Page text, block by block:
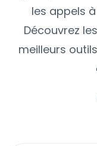
les appels
Découvrez
meilleurs